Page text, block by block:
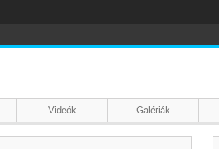
Videók Galériák